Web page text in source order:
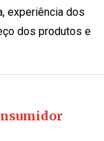
experiência dos
dos produtos e